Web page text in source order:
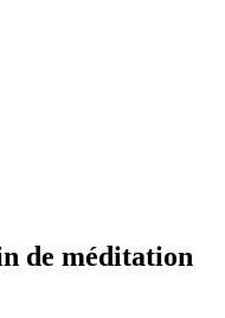
de méditation